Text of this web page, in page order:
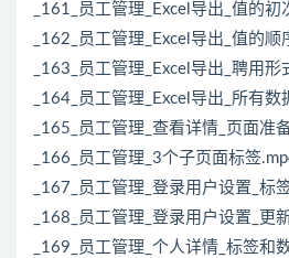
_161_员工管理_Excel导出_值的初
_162_员工管理_Excel导出_值的
_163_员工管理_Excel导出_聘用
_164_员工管理_Excel导出_所有数
_165_员工管理_查看详情_页面准
_166_员工管理_3个子页面标签
_167_员工管理_登录用户设置_标
_168_员工管理_登录用户设置_更
_169_员工管理_个人详情_标签和